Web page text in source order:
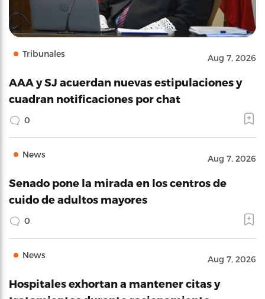
Tribunales Aug 7, 2026
AAA y SJ acuerdan nuevas estipulaciones y
cuadran notificaciones por chat
0
News Aug 7, 2026
Senado pone la mirada en los centros de
cuido de adultos mayores
0
News Aug 7, 2026
Hospitales exhortan a mantener citas y